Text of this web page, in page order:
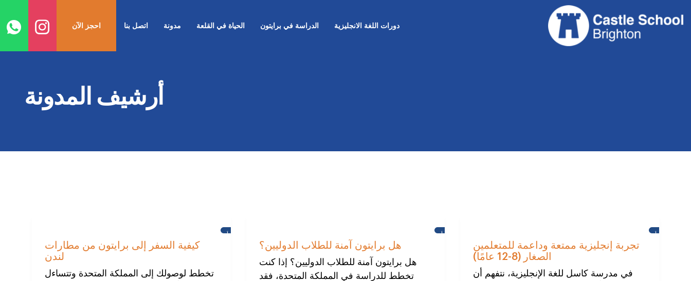
دورات اللغة الانجليزية الدراسة في برايتون الحياة في القلعة مدونة اتصل بنا احجز الآن
أرشيف المدونة
أخبار
تجربة إنجليزية ممتعة وداعمة للمتعلمين
الصغار (8-12 عامًا)
في مدرسة كاسل للغة الإنجليزية، نتفهم أن
أخبار
هل برايتون آمنة للطلاب الدوليين؟
هل برايتون آمنة للطلاب الدوليين؟ إذا كنت
تخطط للدراسة في المملكة المتحدة، فقد
أخبار
كيفية السفر إلى برايتون من مطارات
لندن
تخطط لوصولك إلى المملكة المتحدة وتتساءل